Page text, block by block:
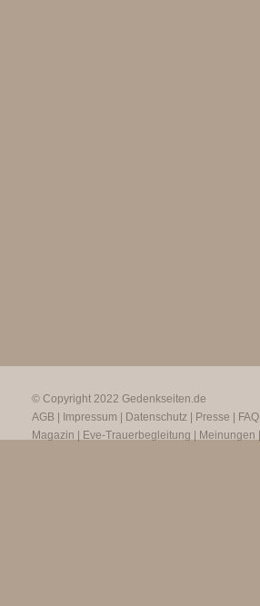
© Copyright 2022 Gedenkseiten.de
AGB
Impressum Datenschutz Presse
FAQ
Magazin
Eve-Trauerbegleitung Meinungen